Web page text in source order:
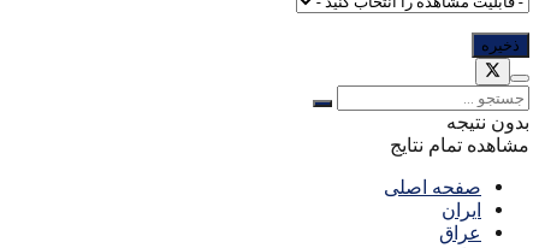
بدون نتیجه
مشاهده تمام نتایج
صفحه اصلی
ایران
عراق